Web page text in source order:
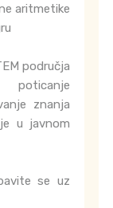
aritmetike
područja
znanja
u javnom
se uz